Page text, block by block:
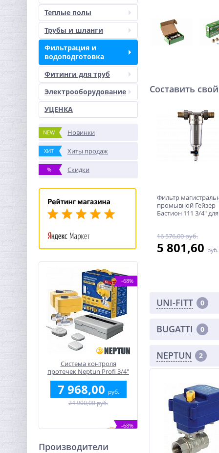
Теплые полы
Трубы и шланги
Фильтрация и
водоподготовка
Фитинги для труб
Электрооборудование
УЦЕНКА
NEW Новинки
ХИТ Хиты продаж
% Скидки
-68%
Система контроля
протечек Neptun Profi 3/4"
7 968,00 руб.
24 900,00 руб.
-68%
Производители
Составить
Фильтр
промывной Гейзер
Бастион 111 3/4"
16 576,00 руб.
5 801,60 руб.
UNI-FITT 0
BUGATTI 0
NEPTUN 2